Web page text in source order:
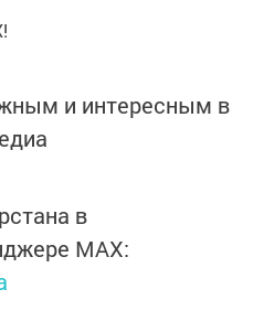
и интересным в
в
MАХ: